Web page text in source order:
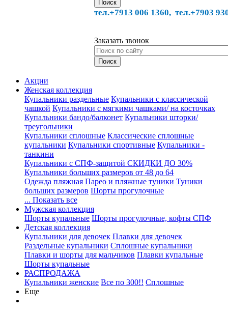
тел.+7913 006 1360, тел.+7903
Заказать звонок
Акции
Женская коллекция
Купальники раздельные Купальники с классической
чашкой Купальники с мягкими чашками/ на косточках
Купальники бандо/балконет Купальники шторки/
треугольники
Купальники сплошные Классические сплошные
купальники Купальники спортивные Купальники -
танкини
Купальники с СПФ-защитой СКИДКИ ДО 30%
Купальники больших размеров от 48 до 64
Одежда пляжная Парео и пляжные туники Туники
больших размеров Шорты прогулочные
... Показать все
Мужская коллекция
Шорты купальные Шорты прогулочные, кофты СПФ
Детская коллекция
Купальники для девочек Плавки для девочек
Раздельные купальники Сплошные купальники
Плавки и шорты для мальчиков Плавки купальные
Шорты купальные
РАСПРОДАЖА
Купальники женские Все по 300!! Сплошные
Еще